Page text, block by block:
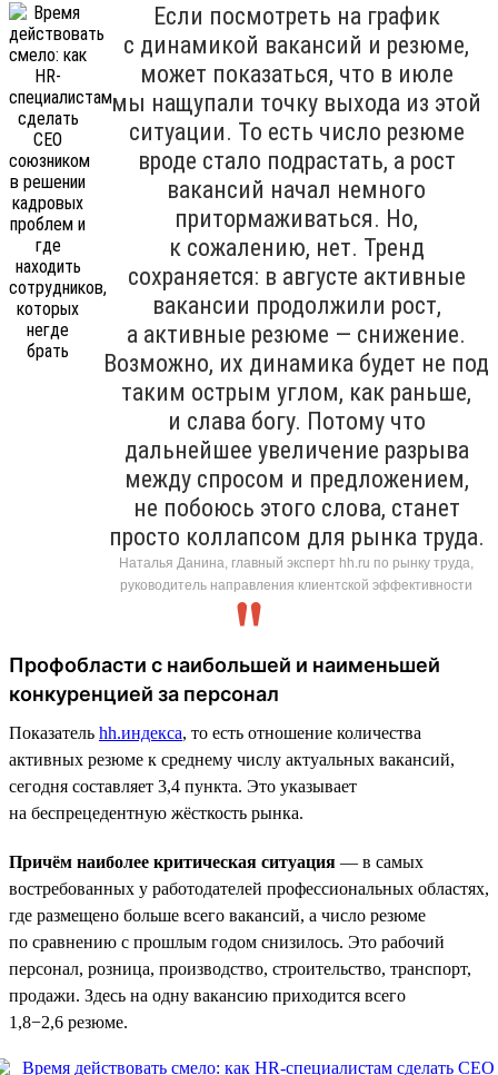
Если посмотреть на график
с динамикой вакансий и резюме,
может показаться, что в июле
мы нащупали точку выхода из этой
ситуации. То есть число резюме
вроде стало подрастать, а рост
вакансий начал немного
притормаживаться. Но,
к сожалению, нет. Тренд
сохраняется: в августе активные
вакансии продолжили рост,
а активные резюме — снижение.
Возможно, их динамика будет не под
таким острым углом, как раньше,
и слава богу. Потому что
дальнейшее увеличение разрыва
между спросом и предложением,
не побоюсь этого слова, станет
просто коллапсом для рынка труда.
Наталья Данина, главный эксперт hh.ru по рынку труда,
руководитель направления клиентской эффективности
Профобласти с наибольшей и наименьшей
конкуренцией за персонал
Показатель hh.индекса, то есть отношение количества
активных резюме к среднему числу актуальных вакансий,
сегодня составляет 3,4 пункта. Это указывает
на беспрецедентную жёсткость рынка.
Причём наиболее критическая ситуация — в самых
востребованных у работодателей профессиональных областях,
где размещено больше всего вакансий, а число резюме
по сравнению с прошлым годом снизилось. Это рабочий
персонал, розница, производство, строительство, транспорт,
продажи. Здесь на одну вакансию приходится всего
1,8−2,6 резюме.